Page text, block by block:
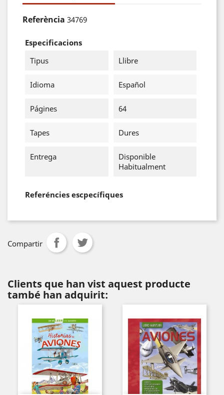
Referència 34769
Especificacions
Tipus
Llibre
Idioma Español
Págines 64
Tapes Dures
Entrega
Disponible
Habitualment
Referéncies escpecífiques
Compartir
Clients que han vist aquest producte
també han adquirit: